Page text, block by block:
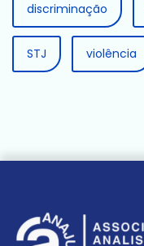
discriminação
STJ violência